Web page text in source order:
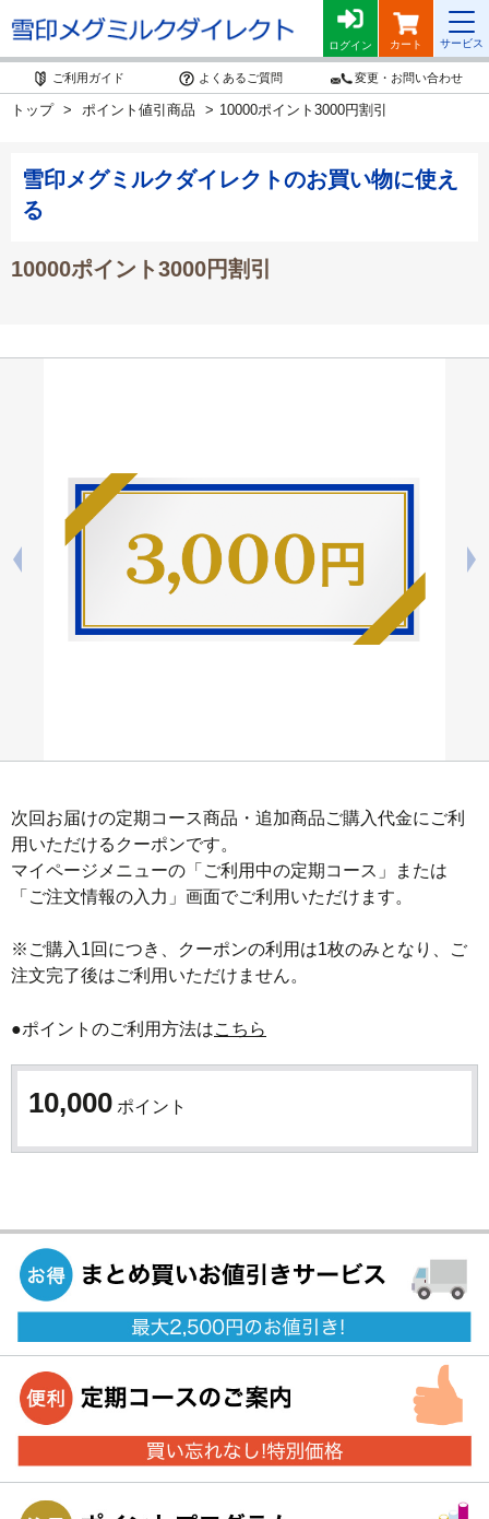
ログイン カート サービス
ご利用ガイド よくあるご質問 変更・お問い合わせ
トップ ポイント値引商品 10000ポイント3000円割引
雪印メグミルクダイレクトのお買い物に使え
る
10000ポイント3000円割引
次回お届けの定期コース商品・追加商品ご購入代金にご利
用いただけるクーポンです。
マイページメニューの「ご利用中の定期コース」または
「ご注文情報の入力」画面でご利用いただけます。
※ご購入1回につき、クーポンの利用は1枚のみとなり、ご
注文完了後はご利用いただけません。
●ポイントのご利用方法はこちら
10,000 ポイント